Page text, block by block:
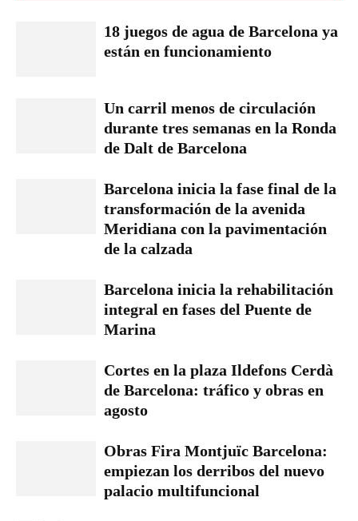
18 juegos de agua de Barcelona ya
están en funcionamiento
Un carril menos de circulación
durante tres semanas en la Ronda
de Dalt de Barcelona
Barcelona inicia la fase final de la
transformación de la avenida
Meridiana con la pavimentación
de la calzada
Barcelona inicia la rehabilitación
integral en fases del Puente de
Marina
Cortes en la plaza Ildefons Cerdà
de Barcelona: tráfico y obras en
agosto
Obras Fira Montjuïc Barcelona:
empiezan los derribos del nuevo
palacio multifuncional